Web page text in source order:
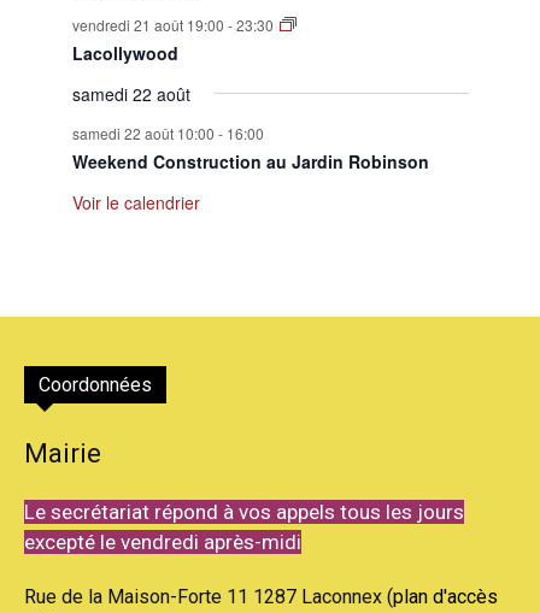
vendredi 21 août 19:00 -23:30
Lacollywood
samedi 22 août
samedi 22 août 10:00 - 16:00
Weekend Construction au Jardin Robinson
Voir le calendrier
Coordonnées
Mairie
Le secrétariat répond à vos appels tous les jours
excepté le vendredi après-midi
Rue de la Maison-Forte 11 1287 Laconnex (plan d'accès